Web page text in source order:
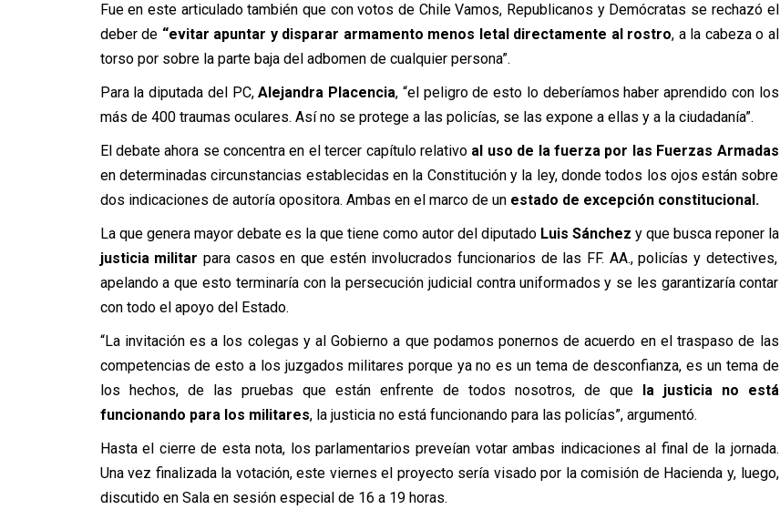
Fue en este articulado también que con votos de Chile Vamos, Republicanos y Demócratas se rechazó el
deber de “evitar apuntar y disparar armamento menos letal directamente al rostro, a la cabeza o al
torso por sobre la parte baja del adbomen de cualquier persona”.
Para la diputada del PC,Alejandra Placencia, “el peligro de esto lo deberíamos haber aprendido con los
más de 400 traumas oculares. Así no se protege a las policías, se las expone a ellas y a la ciudadanía”.
El debate ahora se concentra en el tercer capítulo relativo al uso de la fuerza por las Fuerzas Armadas
en determinadas circunstancias establecidas en la Constitución y la ley, donde todos los ojos están sobre
dos indicaciones de autoría opositora. Ambas en el marco de un estado de excepción constitucional.
La que genera mayor debate es la que tiene como autor del diputado Luis Sánchez y que busca reponer la
justicia militar para casos en que estén involucrados funcionarios de las FF. AA., policías y detectives,
apelando a que esto terminaría con la persecución judicial contra uniformados y se les garantizaría contar
con todo el apoyo del Estado.
“La invitación es a los colegas y al Gobierno a que podamos ponernos de acuerdo en el traspaso de las
competencias de esto a los juzgados militares porque ya no es un tema de desconfianza, es un tema de
los hechos, de las pruebas que están enfrente de todos nosotros, de que la justicia no está
funcionando para los militares, la justicia no está funcionando para las policías”, argumentó.
Hasta el cierre de esta nota, los parlamentarios preveían votar ambas indicaciones al final de la jornada.
Una vez finalizada la votación, este viernes el proyecto sería visado por la comisión de Hacienda y, luego,
discutido en Sala en sesión especial de 16 a 19 horas.